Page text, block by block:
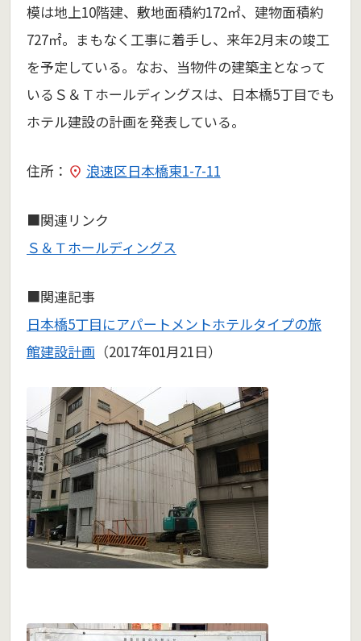
模は地上10階建、敷地面積約172㎡、建物面積約
727㎡。まもなく工事に着手し、来年2月末の竣工
を予定している。なお、当物件の建築主となって
いるＳ＆Ｔホールディングスは、日本橋5丁目でも
ホテル建設の計画を発表している。
住所： 浪速区日本橋東1-7-11
■関連リンク
Ｓ＆Ｔホールディングス
■関連記事
日本橋5丁目にアパートメントホテルタイプの旅
館建設計画 （2017年01月21日）